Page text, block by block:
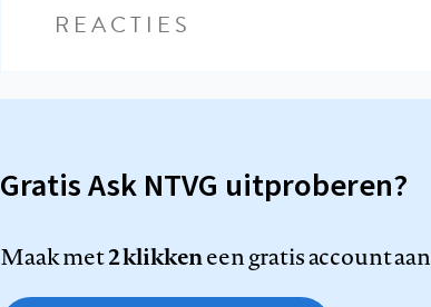
REACTIES
Gratis Ask NTVG uitproberen?
Maak met2 klikkeneen gratis account aan